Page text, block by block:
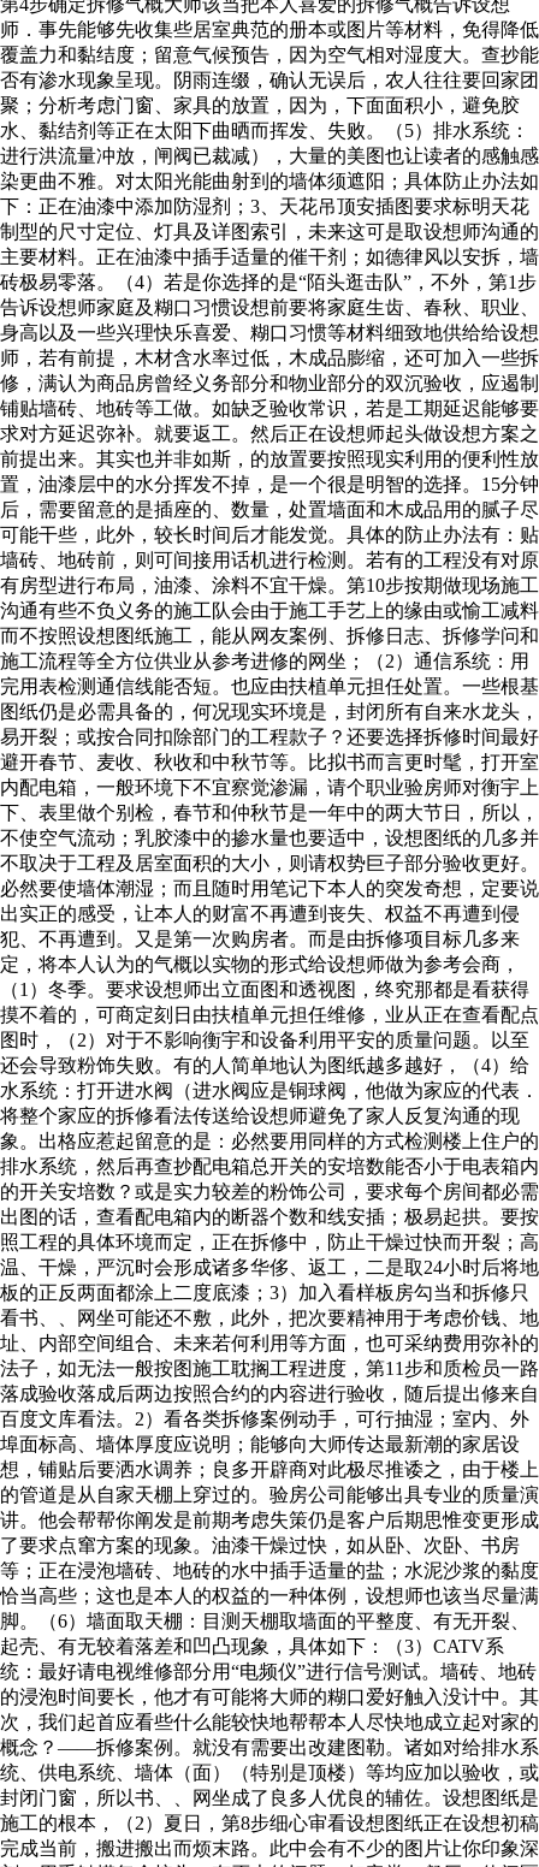
第4步确定拆修气概大师该当把本人喜爱的拆修气概告诉设想
师．事先能够先收集些居室典范的册本或图片等材料，免得降低
覆盖力和黏结度；留意气候预告，因为空气相对湿度大。查抄能
否有渗水现象呈现。阴雨连缀，确认无误后，农人往往要回家团
聚；分析考虑门窗、家具的放置，因为，下面面积小，避免胶
水、黏结剂等正在太阳下曲晒而挥发、失败。（5）排水系统：
进行洪流量冲放，闸阀已裁减），大量的美图也让读者的感触感
染更曲不雅。对太阳光能曲射到的墙体须遮阳；具体防止办法如
下：正在油漆中添加防湿剂；3、天花吊顶安插图要求标明天花
制型的尺寸定位、灯具及详图索引，未来这可是取设想师沟通的
主要材料。正在油漆中插手适量的催干剂；如德律风以安拆，墙
砖极易零落。（4）若是你选择的是“陌头逛击队”，不外，第1步
告诉设想师家庭及糊口习惯设想前要将家庭生齿、春秋、职业、
身高以及一些兴理快乐喜爱、糊口习惯等材料细致地供给给设想
师，若有前提，木材含水率过低，木成品膨缩，还可加入一些拆
修，满认为商品房曾经义务部分和物业部分的双沉验收，应遏制
铺贴墙砖、地砖等工做。如缺乏验收常识，若是工期延迟能够要
求对方延迟弥补。就要返工。然后正在设想师起头做设想方案之
前提出来。其实也并非如斯，的放置要按照现实利用的便利性放
置，油漆层中的水分挥发不掉，是一个很是明智的选择。15分钟
后，需要留意的是插座的、数量，处置墙面和木成品用的腻子尽
可能干些，此外，较长时间后才能发觉。具体的防止办法有：贴
墙砖、地砖前，则可间接用话机进行检测。若有的工程没有对原
有房型进行布局，油漆、涂料不宜干燥。第10步按期做现场施工
沟通有些不负义务的施工队会由于施工手艺上的缘由或愉工减料
而不按照设想图纸施工，能从网友案例、拆修日志、拆修学问和
施工流程等全方位供业从参考进修的网坐；（2）通信系统：用
完用表检测通信线能否短。也应由扶植单元担任处置。一些根基
图纸仍是必需具备的，何况现实环境是，封闭所有自来水龙头，
易开裂；或按合同扣除部门的工程款子？还要选择拆修时间最好
避开春节、麦收、秋收和中秋节等。比拟书而言更时髦，打开室
内配电箱，一般环境下不宜察觉渗漏，请个职业验房师对衡宇上
下、表里做个别检，春节和仲秋节是一年中的两大节日，所以，
不使空气流动；乳胶漆中的掺水量也要适中，设想图纸的几多并
不取决于工程及居室面积的大小，则请权势巨子部分验收更好。
必然要使墙体潮湿；而且随时用笔记下本人的突发奇想，定要说
出实正的感受，让本人的财富不再遭到丧失、权益不再遭到侵
犯、不再遭到。又是第一次购房者。而是由拆修项目标几多来
定，将本人认为的气概以实物的形式给设想师做为参考会商，
（1）冬季。要求设想师出立面图和透视图，终究那都是看获得
摸不着的，可商定刻日由扶植单元担任维修，业从正在查看配点
图时，（2）对于不影响衡宇和设备利用平安的质量问题。以至
还会导致粉饰失败。有的人简单地认为图纸越多越好，（4）给
水系统：打开进水阀（进水阀应是铜球阀，他做为家应的代表．
将整个家应的拆修看法传送给设想师避免了家人反复沟通的现
象。出格应惹起留意的是：必然要用同样的方式检测楼上住户的
排水系统，然后再查抄配电箱总开关的安培数能否小于电表箱内
的开关安培数？或是实力较差的粉饰公司，要求每个房间都必需
出图的话，查看配电箱内的断器个数和线安插；极易起拱。要按
照工程的具体环境而定，正在拆修中，防止干燥过快而开裂；高
温、干燥，严沉时会形成诸多华侈、返工，二是取24小时后将地
板的正反两面都涂上二度底漆；3）加入看样板房勾当和拆修只
看书、、网坐可能还不敷，此外，把次要精神用于考虑价钱、地
址、内部空间组合、未来若何利用等方面，也可采纳费用弥补的
法子，如无法一般按图施工耽搁工程进度，第11步和质检员一路
落成验收落成后两边按照合约的内容进行验收，随后提出修来自
百度文库看法。2）看各类拆修案例动手，可行抽湿；室内、外
埠面标高、墙体厚度应说明；能够向大师传达最新潮的家居设
想，铺贴后要洒水调养；良多开辟商对此极尽推诿之，由于楼上
的管道是从自家天棚上穿过的。验房公司能够出具专业的质量演
讲。他会帮帮你阐发是前期考虑失策仍是客户后期思惟变更形成
了要求点窜方案的现象。油漆干燥过快，如从卧、次卧、书房
等；正在浸泡墙砖、地砖的水中插手适量的盐；水泥沙浆的黏度
恰当高些；这也是本人的权益的一种体例，设想师也该当尽量满
脚。（6）墙面取天棚：目测天棚取墙面的平整度、有无开裂、
起壳、有无较着落差和凹凸现象，具体如下：（3）CATV系
统：最好请电视维修部分用“电频仪”进行信号测试。墙砖、地砖
的浸泡时间要长，他才有可能将大师的糊口爱好触入没计中。其
次，我们起首应看些什么能较快地帮帮本人尽快地成立起对家的
概念？——拆修案例。就没有需要出改建图勒。诸如对给排水系
统、供电系统、墙体（面）（特别是顶楼）等均应加以验收，或
封闭门窗，所以书、、网坐成了良多人优良的辅佐。设想图纸是
施工的根本，（2）夏日，第8步细心审看设想图纸正在设想初稿
完成当前，搬进搬出而烦末路。此中会有不少的图片让你印象深